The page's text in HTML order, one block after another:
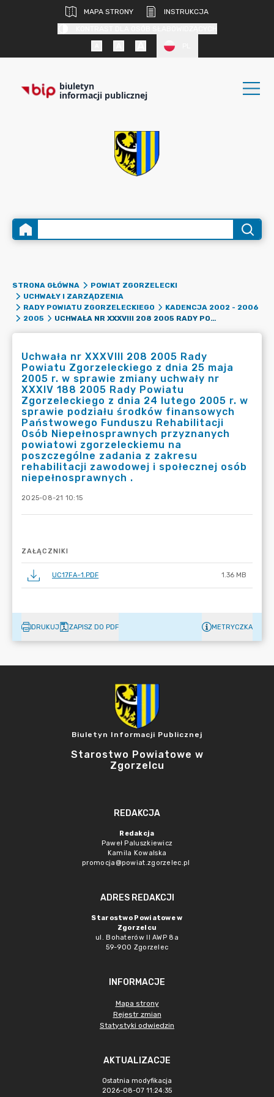
MAPA STRONY
INSTRUKCJA
biuletyn
informacji publicznej
STRONA GŁÓWNA
POWIAT ZGORZELECKI
UCHWAŁY I ZARZĄDZENIA
RADY POWIATU ZGORZELECKIEGO
KADENCJA 2002 - 2006
2005
UCHWAŁA NR XXXVIII 208 2005 RADY POWIATU ZGORZELECKIEGO Z DNIA 25 MAJA 2005 R. W SPRAWIE ZMIANY UCHWAŁY NR XXXIV 188 2005 RADY POWIATU ZGORZELECKIEGO Z DNIA 24 LUTEGO 2005 R. W SPRAWIE PODZIAŁU ŚRODKÓW FINANSOWYCH PAŃSTWOWEGO FUNDUSZU REHABILITACJI OSÓB NIEPEŁNOSPRAWNYCH PRZYZNANYCH POWIATOWI ZGORZELECKIEMU NA POSZCZEGÓLNE ZADANIA Z ZAKRESU REHABILITACJI ZAWODOWEJ I SPOŁECZNEJ OSÓB NIEPEŁNOSPRAWNYCH .
Uchwała nr XXXVIII 208 2005 Rady
Powiatu Zgorzeleckiego z dnia 25 maja
2005 r. w sprawie zmiany uchwały nr
XXXIV 188 2005 Rady Powiatu
Zgorzeleckiego z dnia 24 lutego 2005 r. w
sprawie podziału środków finansowych
Państwowego Funduszu Rehabilitacji
Osób Niepełnosprawnych przyznanych
powiatowi zgorzeleckiemu na
poszczególne zadania z zakresu
rehabilitacji zawodowej i społecznej osób
niepełnosprawnych .
2025-08-21 10:15
ZAŁĄCZNIKI
UC17FA~1.PDF 1.36 MB
DRUKUJ ZAPISZ DO PDF METRYCZKA
Biuletyn Informacji Publicznej
Starostwo Powiatowe w
Zgorzelcu
REDAKCJA
Redakcja
Paweł Paluszkiewicz
Kamila Kowalska
promocja@powiat.zgorzelec.pl
ADRES REDAKCJI
Starostwo Powiatowe w
Zgorzelcu
ul. Bohaterów II AWP 8a
59-900 Zgorzelec
INFORMACJE
Mapa strony
Rejestr zmian
Statystyki odwiedzin
AKTUALIZACJE
Ostatnia modyfikacja
2026-08-07 11:24:35